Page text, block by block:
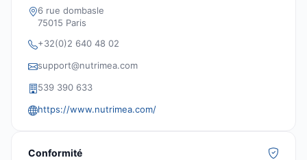
6 rue dombasle
75015 Paris
+32(0)2 640 48 02
support@nutrimea.com
539 390 633
https://www.nutrimea.com/
Conformité